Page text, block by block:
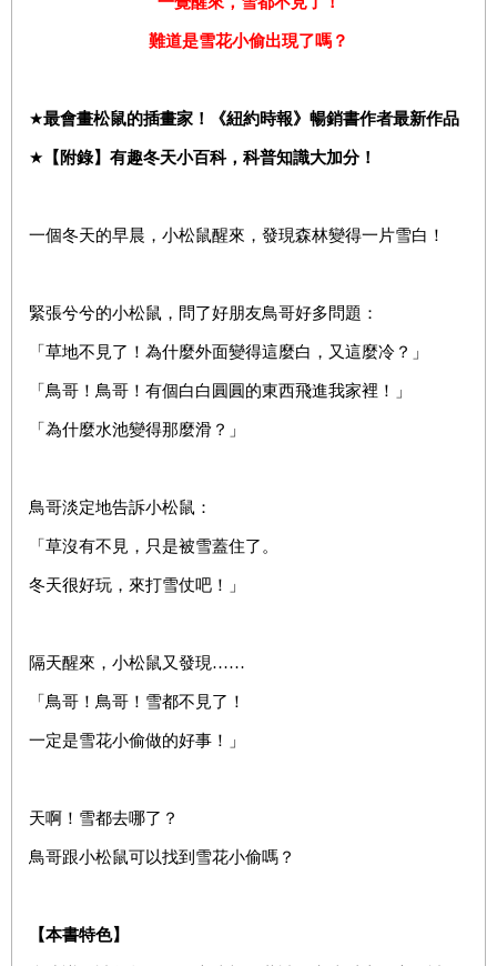
難道是雪花小偷出現了嗎？
★最會畫松鼠的插畫家！《紐約時報》暢銷書作者最新作品
★ 【附錄】有趣冬天小百科，科普知識大加分！
一個冬天的早晨，小松鼠醒來，發現森林變得一片雪白！
緊張兮兮的小松鼠，問了好朋友鳥哥好多問題：
「草地不見了！為什麼外面變得這麼白，又這麼冷？」
「鳥哥！鳥哥！有個白白圓圓的東西飛進我家裡！」
「為什麼水池變得那麼滑？」
鳥哥淡定地告訴小松鼠：
「草沒有不見，只是被雪蓋住了。
冬天很好玩，來打雪仗吧！」
隔天醒來，小松鼠又發現……
「鳥哥！鳥哥！雪都不見了！
一定是雪花小偷做的好事！」
天啊！雪都去哪了？
鳥哥跟小松鼠可以找到雪花小偷嗎？
【本書特色】